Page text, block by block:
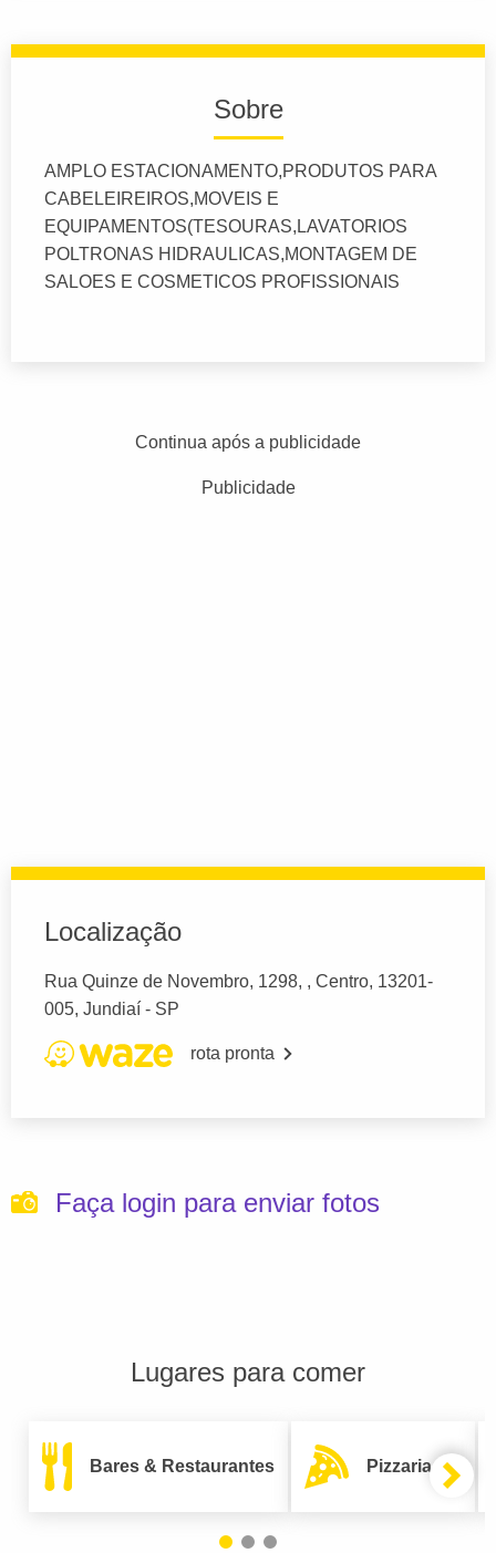
Sobre
AMPLO ESTACIONAMENTO,PRODUTOS PARA
CABELEIREIROS,MOVEIS E
EQUIPAMENTOS(TESOURAS,LAVATORIOS
POLTRONAS HIDRAULICAS,MONTAGEM DE
SALOES E COSMETICOS PROFISSIONAIS
Continua após a publicidade
Publicidade
Localização
Rua Quinze de Novembro, 1298, , Centro, 13201-
005, Jundiaí - SP
rota pronta
Faça login para enviar fotos
Lugares para comer
Bares & Restaurantes Pizzarias